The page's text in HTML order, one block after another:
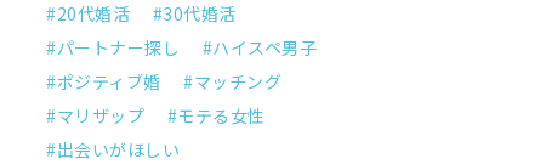
20代婚活
30代婚活
パートナー探し
ハイスペ男子
ポジティブ婚
マッチング
マリザップ
モテる女性
出会いがほしい